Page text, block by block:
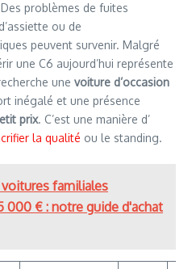
problèmes de fuites
ou de
peuvent survenir. Malgré
une C6 aujourd’hui représente
une voiture d’occasion
inégalé et une présence
prix. C’est une manière d’
la qualité ou le standing.
voitures familiales
000 € : notre guide d'achat